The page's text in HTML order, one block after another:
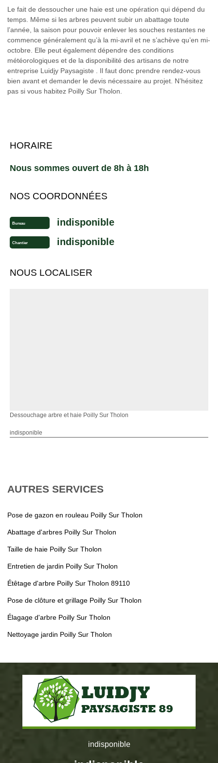
Le fait de dessoucher une haie est une opération qui dépend du
temps. Même si les arbres peuvent subir un abattage toute
l’année, la saison pour pouvoir enlever les souches restantes ne
commence généralement qu’à la mi-avril et ne s’achève qu’en mi-
octobre. Elle peut également dépendre des conditions
météorologiques et de la disponibilité des artisans de notre
entreprise Luidjy Paysagiste . Il faut donc prendre rendez-vous
bien avant et demander le devis nécessaire au projet. N’hésitez
pas si vous habitez Poilly Sur Tholon.
HORAIRE
Nous sommes ouvert de 8h à 18h
NOS COORDONNÉES
Bureau indisponible
Chantier indisponible
NOUS LOCALISER
Dessouchage arbre et haie Poilly Sur Tholon
indisponible
AUTRES SERVICES
Pose de gazon en rouleau Poilly Sur Tholon
Abattage d'arbres Poilly Sur Tholon
Taille de haie Poilly Sur Tholon
Entretien de jardin Poilly Sur Tholon
Étêtage d'arbre Poilly Sur Tholon 89110
Pose de clôture et grillage Poilly Sur Tholon
Élagage d'arbre Poilly Sur Tholon
Nettoyage jardin Poilly Sur Tholon
indisponible